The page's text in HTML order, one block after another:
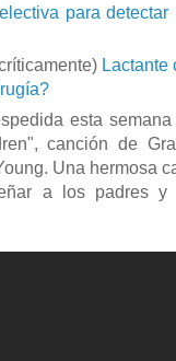
para
Lactante
esta
canción de
Una hermosa
a los padres